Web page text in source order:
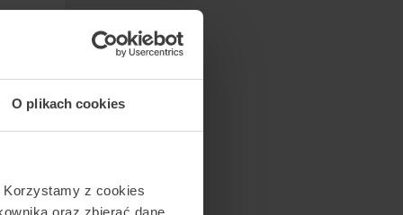
O plikach cookies
z cookies
oraz zbierać dane